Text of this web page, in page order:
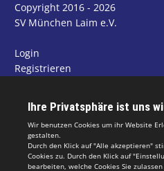
Copyright 2016 - 2026
SV München Laim e.V.
Login
Registrieren
Datenschutzerklärung
Teamsports 2
Dein Sportverein online